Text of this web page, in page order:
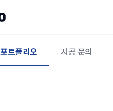
포트폴리오 시공 문의